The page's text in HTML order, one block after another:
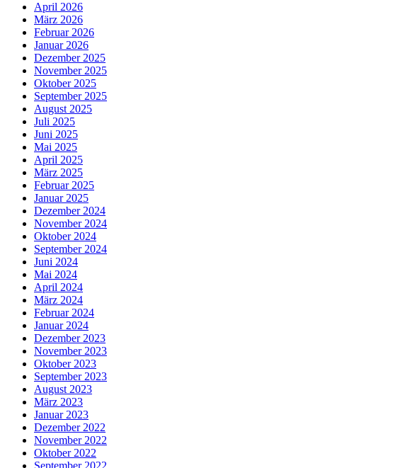
April 2026
März 2026
Februar 2026
Januar 2026
Dezember 2025
November 2025
Oktober 2025
September 2025
August 2025
Juli 2025
Juni 2025
Mai 2025
April 2025
März 2025
Februar 2025
Januar 2025
Dezember 2024
November 2024
Oktober 2024
September 2024
Juni 2024
Mai 2024
April 2024
März 2024
Februar 2024
Januar 2024
Dezember 2023
November 2023
Oktober 2023
September 2023
August 2023
März 2023
Januar 2023
Dezember 2022
November 2022
Oktober 2022
September 2022